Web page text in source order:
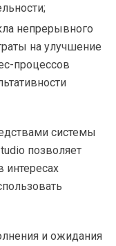
непрерывного
на улучшение
процессов
системы
позволяет
интересах
и ожидания